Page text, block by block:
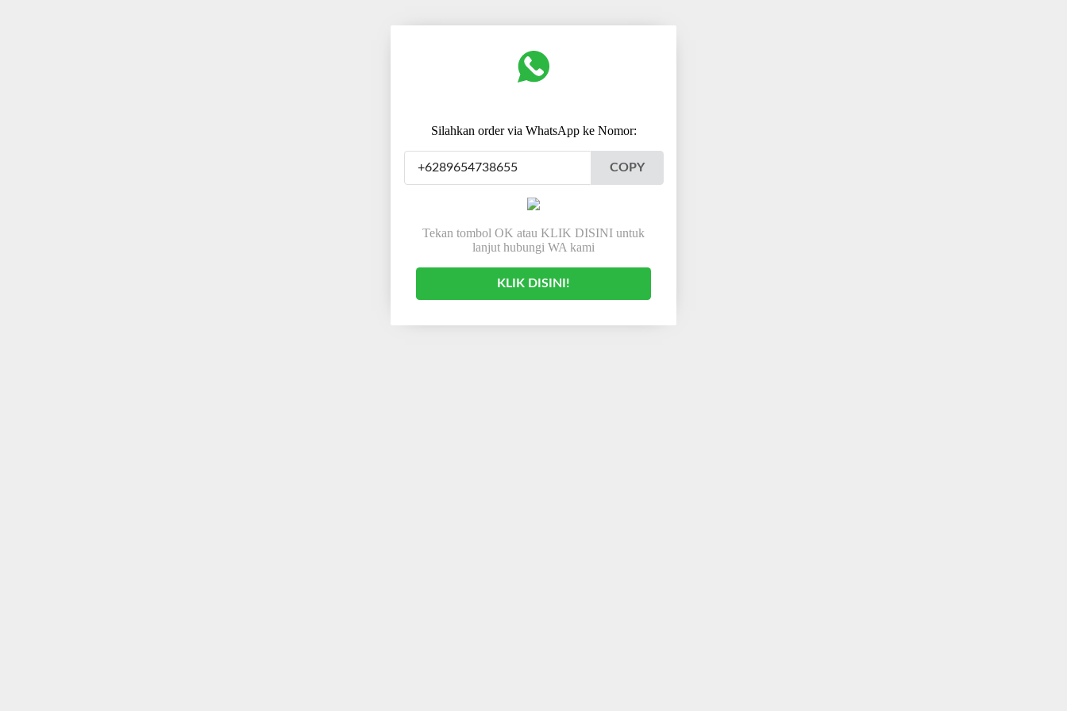
Silahkan order via WhatsApp ke Nomor:
COPY
Tekan tombol OK atau KLIK DISINI untuk
lanjut hubungi WA kami
KLIK DISINI!